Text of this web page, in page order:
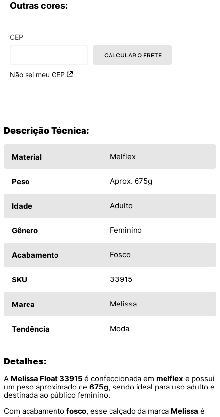
Outras cores:
CEP
Não sei meu CEP
CALCULAR O FRETE
Descrição Técnica:
Material Melflex
Peso Aprox. 675g
Idade Adulto
Gênero Feminino
Acabamento Fosco
SKU 33915
Marca Melissa
Tendência Moda
Detalhes:
A Melissa Float 33915 é confeccionada em melflex e possui
um peso aproximado de 675g, sendo ideal para uso adulto e
destinada ao público feminino.
Com acabamento fosco, esse calçado da marca Melissa é